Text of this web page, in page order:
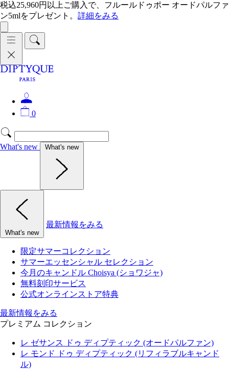
税込25,960円以上ご購入で、フルールドゥポー オードパルファ
ン5mlをプレゼント。 詳細をみる
0
What's new What's new
What's new
最新情報をみる
限定サマーコレクション
サマーエッセンシャル セレクション
今月のキャンドル Choisya (ショワジャ)
無料刻印サービス
公式オンラインストア特典
最新情報をみる
プレミアム コレクション
レ ゼサンス ドゥ ディプティック (オードパルファン)
レ モンド ドゥ ディプティック (リフィラブルキャンド
ル)